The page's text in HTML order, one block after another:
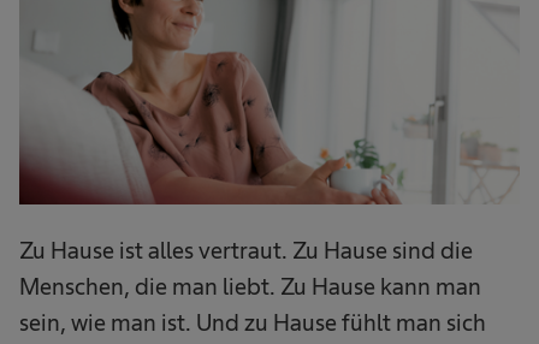
Zu Hause ist alles vertraut. Zu Hause sind die
Menschen, die man liebt. Zu Hause kann man
sein, wie man ist. Und zu Hause fühlt man sich